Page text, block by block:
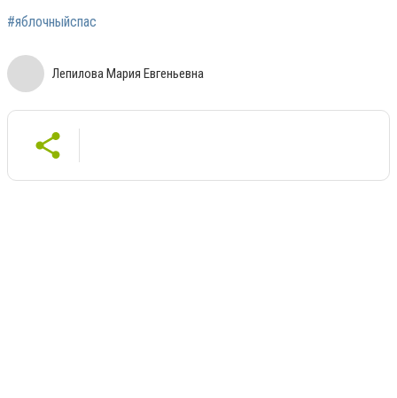
#яблочныйспас
Лепилова Мария Евгеньевна